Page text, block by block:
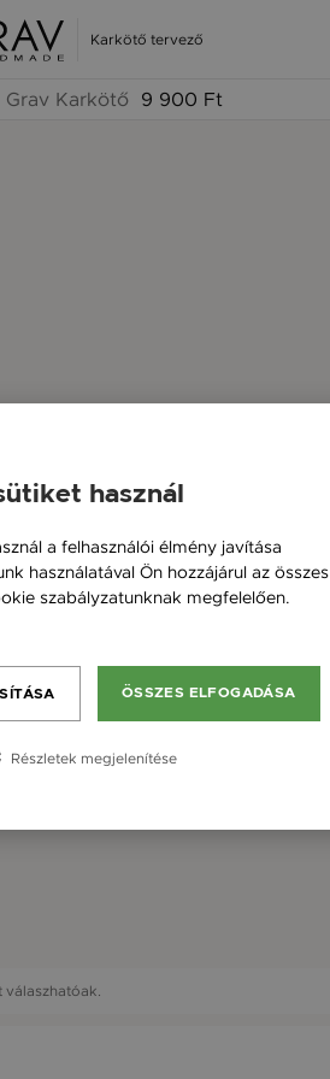
Karkötő tervező
Grav Karkötő 9 900 Ft
használ
a felhasználói élmény javítása
használatával Ön hozzájárul az összes
szabályzatunknak megfelelően.
ÖSSZES ELFOGADÁSA
Részletek megjelenítése